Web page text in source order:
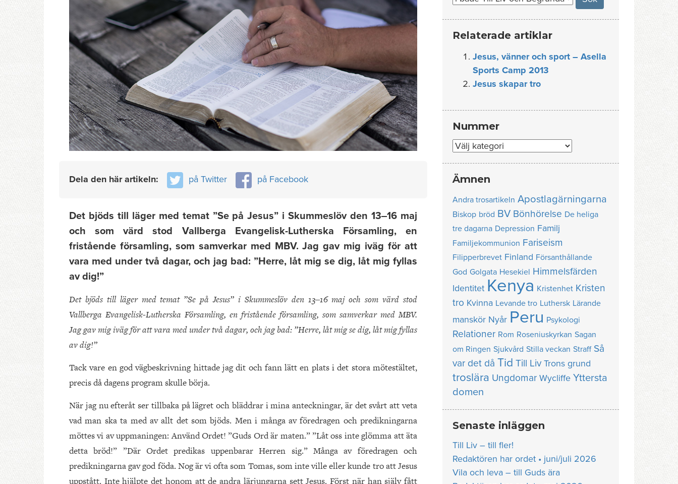
Dela den här artikeln: på Twitter på Facebook
Det bjöds till läger med temat ”Se på Jesus” i Skummeslöv den 13‒16 maj
och som värd stod Vallberga Evangelisk-Lutherska Församling, en
fristående församling, som samverkar med MBV. Jag gav mig iväg för att
vara med under två dagar, och jag bad: ”Herre, låt mig se dig, låt mig fyllas
av dig!”
Det bjöds till läger med temat ”Se på Jesus” i Skummeslöv den 13‒16 maj och som värd stod
Vallberga Evangelisk-Lutherska Församling, en fristående församling, som samverkar med MBV.
Jag gav mig iväg för att vara med under två dagar, och jag bad: ”Herre, låt mig se dig, låt mig fyllas
av dig!”
Tack vare en god vägbeskrivning hittade jag dit och fann lätt en plats i det stora mötestältet,
precis då dagens program skulle börja.
När jag nu efteråt ser tillbaka på lägret och bläddrar i mina anteckningar, är det svårt att veta
vad man ska ta med av allt det som bjöds. Men i många av föredragen och predikningarna
möttes vi av uppmaningen: Använd Ordet! ”Guds Ord är maten.” ”Låt oss inte glömma att äta
detta bröd!” ”Där Ordet predikas uppenbarar Herren sig.” Många av föredragen och
predikningarna gav god föda. Nog är vi ofta som Tomas, som inte ville eller kunde tro att Jesus
uppstått. Inte hjälpte det honom att de andra lärjungarna sett Jesus. Först när han själv fått
Relaterade artiklar
Jesus, vänner och sport – Asella
Sports Camp 2013
Jesus skapar tro
Nummer
Nummer
Ämnen
Andra trosartikeln Apostlagärningarna
Biskop bröd BV Bönhörelse De heliga
tre dagarna Depression Familj
Familjekommunion Fariseism
Filipperbrevet Finland Försanthållande
God Golgata Hesekiel Himmelsfärden
Identitet Kenya Kristenhet Kristen
tro Kvinna Levande tro Luthersk Lärande
manskör Nyår Peru Psykologi
Relationer Rom Roseniuskyrkan Sagan
om Ringen Sjukvård Stilla veckan Straff Så
var det då Tid Till Liv Trons grund
troslära Ungdomar Wycliffe Yttersta
domen
Senaste inläggen
Till Liv – till fler!
Redaktören har ordet • juni/juli 2026
Vila och leva – till Guds ära